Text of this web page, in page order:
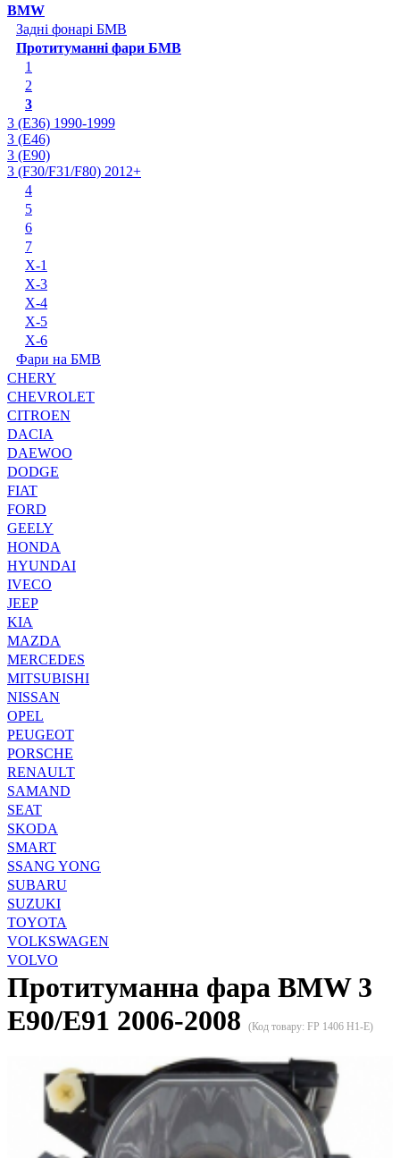
BMW
Задні фонарі БМВ
Протитуманні фари БМВ
1
2
3
3 (E36) 1990-1999
3 (E46)
3 (E90)
3 (F30/F31/F80) 2012+
4
5
6
7
X-1
X-3
X-4
X-5
X-6
Фари на БМВ
CHERY
CHEVROLET
CITROEN
DACIA
DAEWOO
DODGE
FIAT
FORD
GEELY
HONDA
HYUNDAI
IVECO
JEEP
KIA
MAZDA
MERCEDES
MITSUBISHI
NISSAN
OPEL
PEUGEOT
PORSCHE
RENAULT
SAMAND
SEAT
SKODA
SMART
SSANG YONG
SUBARU
SUZUKI
TOYOTA
VOLKSWAGEN
VOLVO
Протитуманна фара BMW 3
E90/E91 2006-2008
(Код товару: FP 1406 H1-E)